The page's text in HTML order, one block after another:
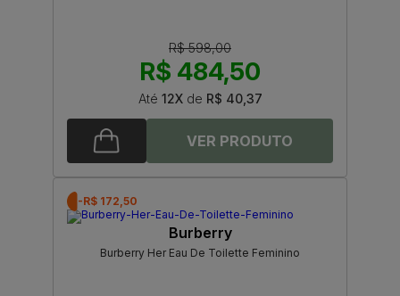
R$ 598,00
R$ 484,50
Até 12Xde R$ 40,37
-R$ 172,50
Burberry
Burberry Her Eau De Toilette Feminino